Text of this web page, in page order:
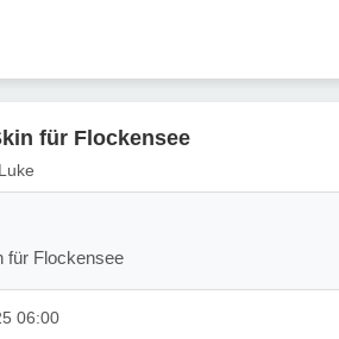
für Flockensee
für Flockensee
06:00